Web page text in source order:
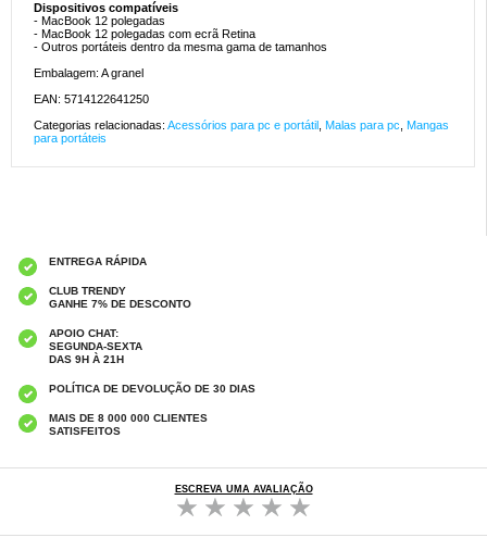
Dispositivos compatíveis
- MacBook 12 polegadas
- MacBook 12 polegadas com ecrã Retina
- Outros portáteis dentro da mesma gama de tamanhos
Embalagem: A granel
EAN: 5714122641250
Categorias relacionadas: Acessórios para pc e portátil Malas para pc
Mangas
para portáteis
ENTREGA RÁPIDA
CLUB TRENDY
GANHE 7% DE DESCONTO
APOIO CHAT:
SEGUNDA-SEXTA
DAS 9H À 21H
POLÍTICA DE DEVOLUÇÃO DE 30 DIAS
MAIS DE 8 000 000 CLIENTES
SATISFEITOS
ESCREVA UMA AVALIAÇÃO